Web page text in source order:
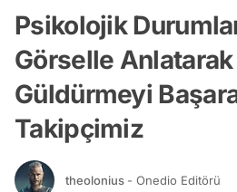
Psikolojik
Görselle
Güldürmeyi
Takipçimiz
theolonius - Onedio Editörü